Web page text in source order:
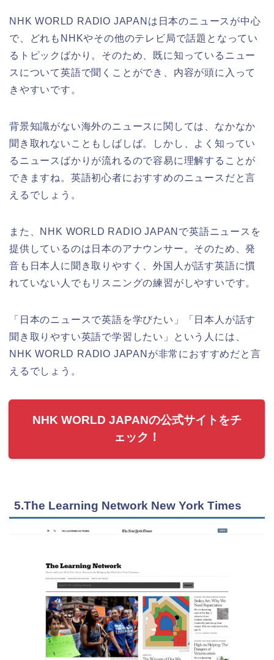
NHK WORLD RADIO JAPANは日本のニュースが中心
で、どれもNHKやその他のテレビ局で話題となってい
るトピックばかり。そのため、既に知っているニュー
スについて英語で聞くことができ、内容が頭に入って
きやすいです。
背景知識がない海外のニュースに関しては、なかなか
聞き取れないこともしばしば。しかし、よく知ってい
るニュースばかりが流れるので容易に理解することが
できますね。英語初心者におすすめのニュースだと言
えるでしょう。
また、NHK WORLD RADIO JAPANで英語ニュースを
提供しているのは日本のアナウンサー。そのため、発
音も日本人に聞き取りやすく、外国人が話す英語に慣
れていない人でもリスニングの練習がしやすいです。
「日本のニュースで英語を学びたい」「日本人が話す
聞き取りやすい英語で学習したい」という人には、
NHK WORLD RADIO JAPANが非常におすすめだと言
えるでしょう。
NHK WORLD JAPANの公式サイトをチ
ェック！
5.The Learning Network New York Times